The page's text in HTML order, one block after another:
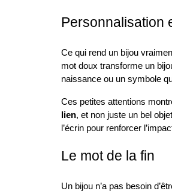
Personnalisation
Ce qui rend un bijou
mot doux transforme un
naissance ou un symbole
Ces petites attentions
lien, et non juste un bel
l’écrin pour renforcer
Le mot de la fin
Un bijou n’a pas besoin